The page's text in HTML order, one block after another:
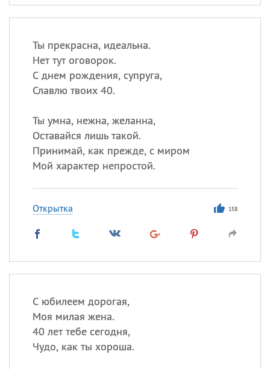
Ты прекрасна, идеальна.
Нет тут оговорок.
С днем рождения, супруга,
Славлю твоих 40.
Ты умна, нежна, желанна,
Оставайся лишь такой.
Принимай, как прежде, с миром
Мой характер непростой.
Открытка 158
С юбилеем дорогая,
Моя милая жена.
40 лет тебе сегодня,
Чудо, как ты хороша.